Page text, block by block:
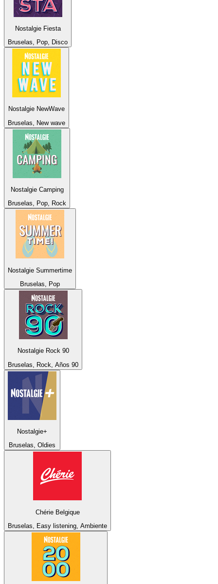
Nostalgie Fiesta
Bruselas, Pop, Disco
Nostalgie NewWave
Bruselas, New wave
Nostalgie Camping
Bruselas, Pop, Rock
Nostalgie Summertime
Bruselas, Pop
Nostalgie Rock 90
Bruselas, Rock, Años 90
Nostalgie+
Bruselas, Oldies
Chérie Belgique
Bruselas, Easy listening, Ambiente